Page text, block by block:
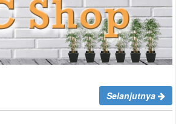
Selanjutnya